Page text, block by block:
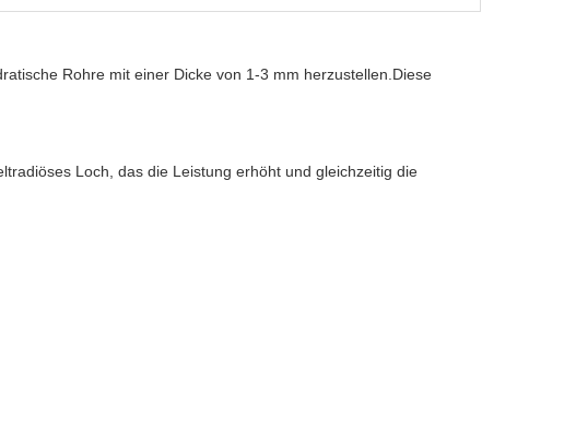
Rohre mit einer Dicke von 1-3 mm herzustellen.Diese
Loch, das die Leistung erhöht und gleichzeitig die